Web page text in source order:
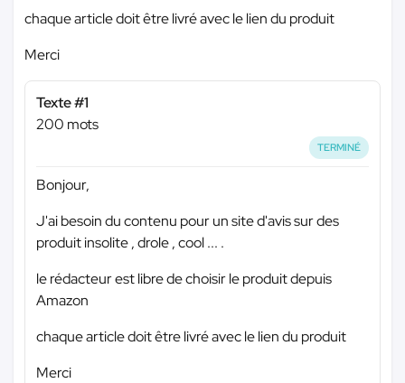
chaque article doit être livré avec le lien du produit
Merci
Texte #1
200 mots
TERMINÉ
Bonjour,
J'ai besoin du contenu pour un site d'avis sur des
produit insolite , drole , cool ... .
le rédacteur est libre de choisir le produit depuis
Amazon
chaque article doit être livré avec le lien du produit
Merci